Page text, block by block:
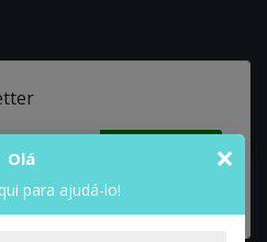
×
Olá
para ajudá-lo!